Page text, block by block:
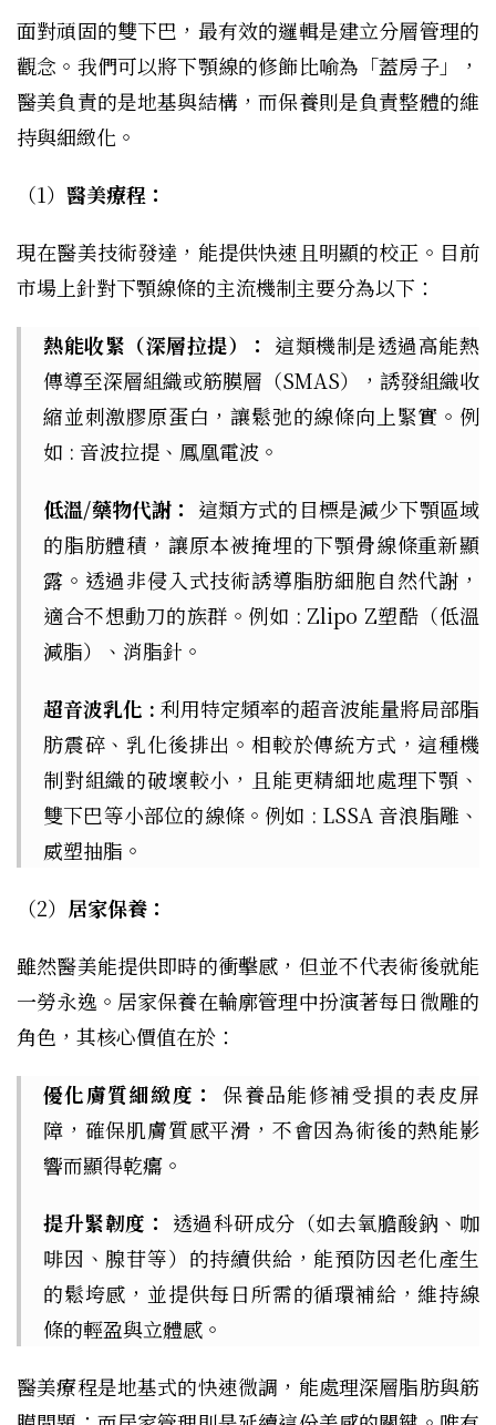
面對頑固的雙下巴，最有效的邏輯是建立分層管理的
觀念。我們可以將下顎線的修飾比喻為「蓋房子」，
醫美負責的是地基與結構，而保養則是負責整體的維
持與細緻化。
（1） 醫美療程：
現在醫美技術發達，能提供快速且明顯的校正。目前
市場上針對下顎線條的主流機制主要分為以下：
熱能收緊（深層拉提）： 這類機制是透過高能熱
傳導至深層組織或筋膜層（SMAS），誘發組織收
縮並刺激膠原蛋白，讓鬆弛的線條向上緊實。例
如 : 音波拉提、鳳凰電波。
低溫/藥物代謝： 這類方式的目標是減少下顎區域
的脂肪體積，讓原本被掩埋的下顎骨線條重新顯
露。透過非侵入式技術誘導脂肪細胞自然代謝，
適合不想動刀的族群。例如 : Zlipo Z塑酷（低溫
減脂）、消脂針。
超音波乳化 : 利用特定頻率的超音波能量將局部脂
肪震碎、乳化後排出。相較於傳統方式，這種機
制對組織的破壞較小，且能更精細地處理下顎、
雙下巴等小部位的線條。例如 : LSSA 音浪脂雕、
威塑抽脂。
（2） 居家保養：
雖然醫美能提供即時的衝擊感，但並不代表術後就能
一勞永逸。居家保養在輪廓管理中扮演著每日微雕的
角色，其核心價值在於：
優化膚質細緻度：
保養品能修補受損的表皮屏
障，確保肌膚質感平滑，不會因為術後的熱能影
響而顯得乾癟。
提升緊韌度： 透過科研成分（如去氧膽酸鈉、咖
啡因、腺苷等）的持續供給，能預防因老化產生
的鬆垮感，並提供每日所需的循環補給，維持線
條的輕盈與立體感。
醫美療程是地基式的快速微調，能處理深層脂肪與筋